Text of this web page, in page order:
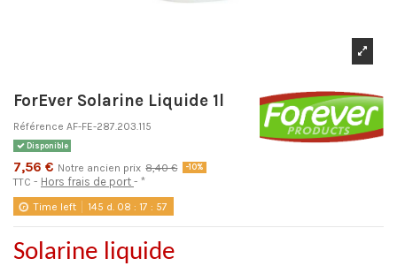
ForEver Solarine Liquide 1l
Référence AF-FE-287.203.115
Disponible
7,56 € Notre ancien prix 8,40 € -10%
TTC Hors frais de port *
Time left 145 d. 08 : 17 : 56
Solarine liquide